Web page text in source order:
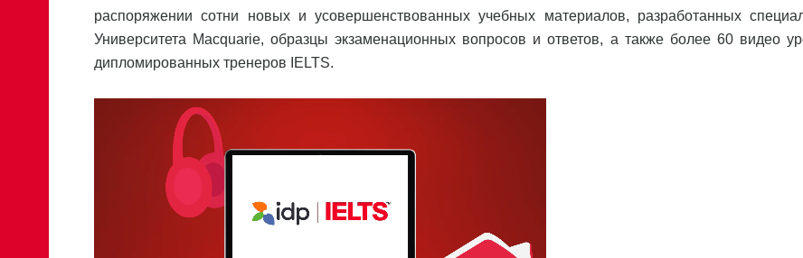
распоряжении сотни новых и усовершенствованных учебных материалов, разработанных
Университета Macquarie, образцы экзаменационных вопросов и ответов, а также более 60 видео
дипломированных тренеров IELTS.